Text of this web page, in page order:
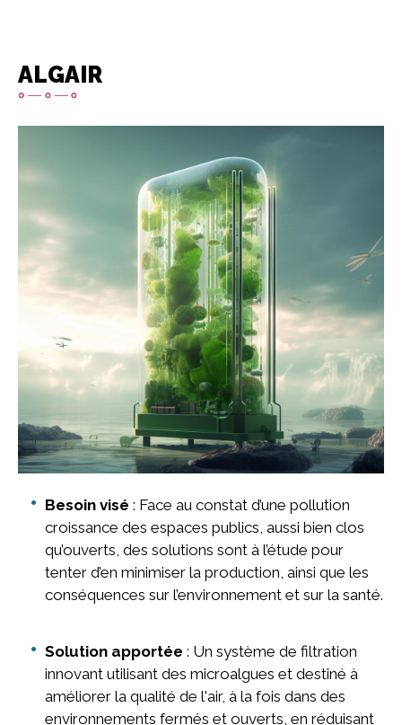
ALGAIR
Besoin visé : Face au constat d’une pollution
croissance des espaces publics, aussi bien clos
qu’ouverts, des solutions sont à l’étude pour
tenter d’en minimiser la production, ainsi que les
conséquences sur l’environnement et sur la santé.
Solution apportée : Un système de filtration
innovant utilisant des microalgues et destiné à
améliorer la qualité de l'air, à la fois dans des
environnements fermés et ouverts, en réduisant